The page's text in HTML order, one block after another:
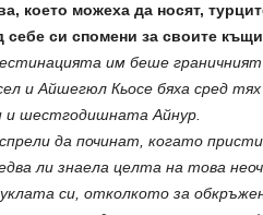
което можеха да носят,
себе си спомени за своите
им беше граничният
и Айшегюл Кьосе бяха сред тях
шестгодишната Айнур.
да починат, когато
ли знаела целта на това
си, отколкото за